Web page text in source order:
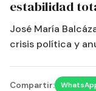
estabilidad
José María
crisis política y
Compartir: